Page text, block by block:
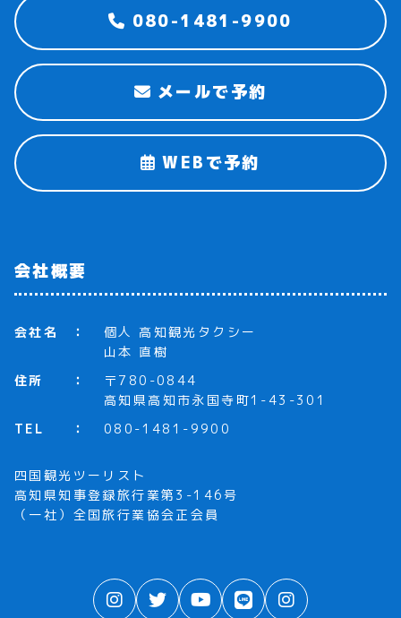
080-1481-9900
メールで予約
WEBで予約
会社概要
会社名
個人 高知観光タクシー
山本 直樹
住所
〒780-0844
高知県高知市永国寺町1-43-301
TEL
080-1481-9900
四国観光ツーリスト
高知県知事登録旅行業第3-146号
（一社）全国旅行業協会正会員